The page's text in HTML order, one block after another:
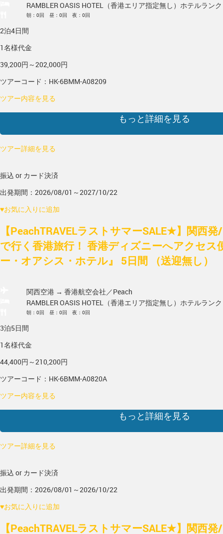
RAMBLER OASIS HOTEL（香港エリア指定無し） ホテルラン
朝：0回 昼：0回 夜：0回
2泊4日間
1名様代金
39,200円～202,000円
ツアーコード：HK-6BMM-A08209
ツアー内容を見る
もっと詳細を見る
ツアー詳細を見る
振込 or カード決済
出発期間：2026/08/01～2027/10/22
♥お気に入りに追加
【PeachTRAVELラストサマーSALE★】関西発
で行く香港旅行！ 香港ディズニーへアクセス
ー・オアシス・ホテル』 5日間 （送迎無し）
関西空港 → 香港航空会社／Peach
RAMBLER OASIS HOTEL（香港エリア指定無し） ホテルラン
朝：0回 昼：0回 夜：0回
3泊5日間
1名様代金
44,400円～210,200円
ツアーコード：HK-6BMM-A0820A
ツアー内容を見る
もっと詳細を見る
ツアー詳細を見る
振込 or カード決済
出発期間：2026/08/01～2026/10/22
♥お気に入りに追加
【PeachTRAVELラストサマーSALE★】関西発